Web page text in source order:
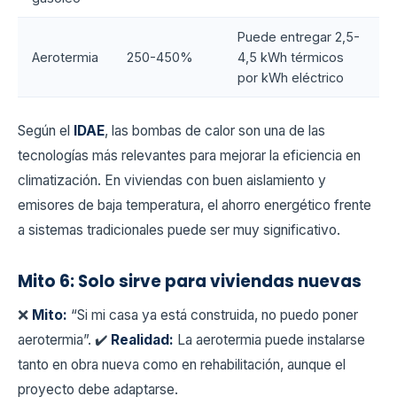
Aerotermia 250-450%
Puede entregar 2,5-
4,5 kWh térmicos
por kWh eléctrico
Según el IDAE, las bombas de calor son una de las
tecnologías más relevantes para mejorar la eficiencia en
climatización. En viviendas con buen aislamiento y
emisores de baja temperatura, el ahorro energético frente
a sistemas tradicionales puede ser muy significativo.
Mito 6: Solo sirve para viviendas nuevas
❌ Mito: “Si mi casa ya está construida, no puedo poner
aerotermia”. ✔️ Realidad: La aerotermia puede instalarse
tanto en obra nueva como en rehabilitación, aunque el
proyecto debe adaptarse.